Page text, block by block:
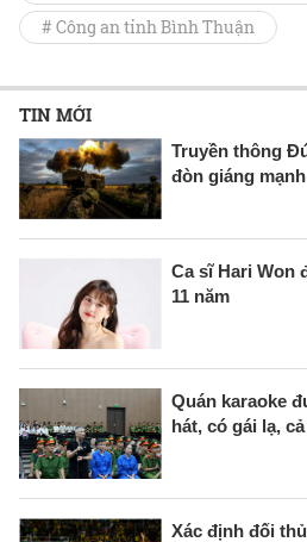
# Công an tỉnh Bình Thuận
TIN MỚI
Truyền thông
đòn giáng mạnh
Ca sĩ Hari Won
11 năm
Quán karaoke
hát, có gái lạ,
Xác định đối